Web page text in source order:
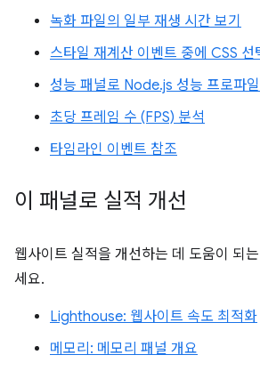
녹화 파일의 일부 재생 시간 보기
스타일 재계산 이벤트 중에 CSS 선
성능 패널로 Node.js 성능 프로파일
초당 프레임 수 (FPS) 분석
타임라인 이벤트 참조
이 패널로 실적 개선
웹사이트 실적을 개선하는 데 도움이 되
세요.
Lighthouse: 웹사이트 속도 최적화
메모리: 메모리 패널 개요